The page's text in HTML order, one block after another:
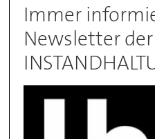
Immer
Newsletter der